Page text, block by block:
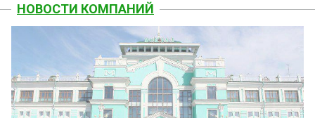
НОВОСТИ КОМПАНИЙ